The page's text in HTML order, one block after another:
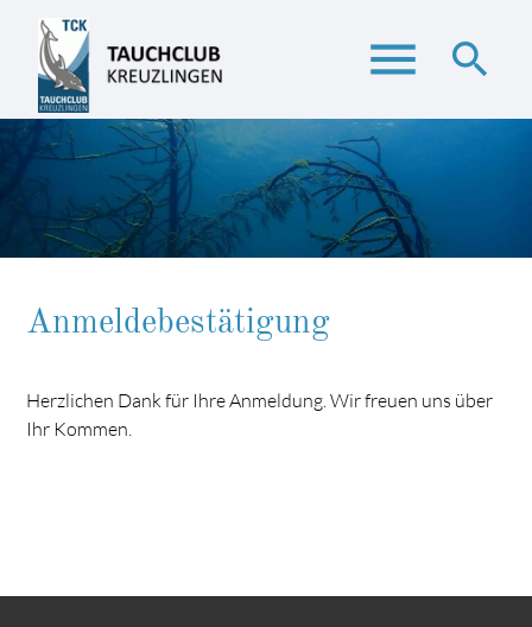
menu search
Suchbegriffe
Anmeldebestätigung
Herzlichen Dank für Ihre Anmeldung. Wir freuen uns über
Ihr Kommen.